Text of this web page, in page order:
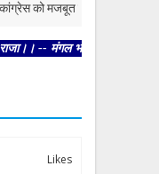
करें, पार्टी आपको मजबूत
भवन अमंगल हारी। द्रवहु
Likes